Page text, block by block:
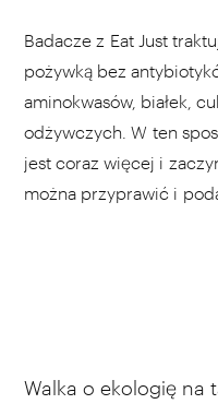
Badacze z Eat Just
pożywką bez
aminokwasów, białek,
odżywczych. W ten
jest coraz więcej i
można przyprawić i
Walka o ekologię na